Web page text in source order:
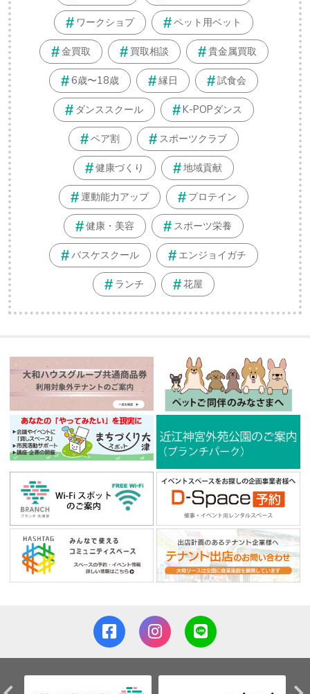
ワークショプ ペット用ベット
金買取 買取相談 貴金属買取
6歳〜18歳 縁日 試食会
ダンススクール K-POPダンス
ペア割 スポーツクラブ
健康づくり 地域貢献
運動能力アップ プロテイン
健康・美容 スポーツ栄養
バスケスクール エンジョイガチ
ランチ 花屋